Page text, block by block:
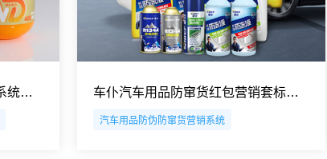
金手宝保健品一盒一码防窜货系统解决方案 车仆汽车用品防窜货红包营销套标系统解决方案
汽车用品防伪防窜货营销系统